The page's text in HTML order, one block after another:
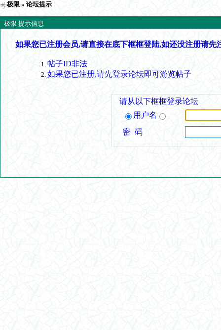
极限 » 论坛提示
极限 提示信息
如果您已注册会员,请直接在底下框框登陆,如还没注册请先
帖子ID非法
如果您已注册,请先登录论坛即可游览帖子
请从以下框框登录论坛
用户名
密 码